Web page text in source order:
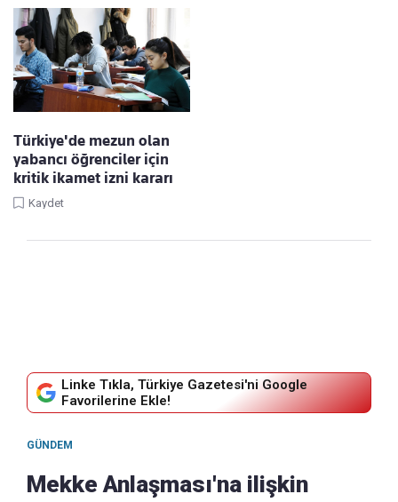
Türkiye'de mezun olan
yabancı öğrenciler için
kritik ikamet izni kararı
Kaydet
Linke Tıkla, Türkiye Gazetesi'ni Google
Favorilerine Ekle!
GÜNDEM
Mekke Anlaşması'na ilişkin